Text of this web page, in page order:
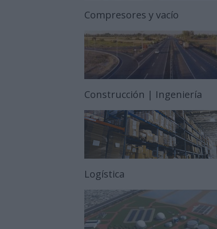
Compresores y vacío
Construcción | Ingeniería
Logística